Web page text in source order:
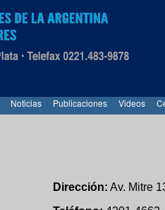
Noticias Publicaciones Videos
Dirección: Av. Mitre